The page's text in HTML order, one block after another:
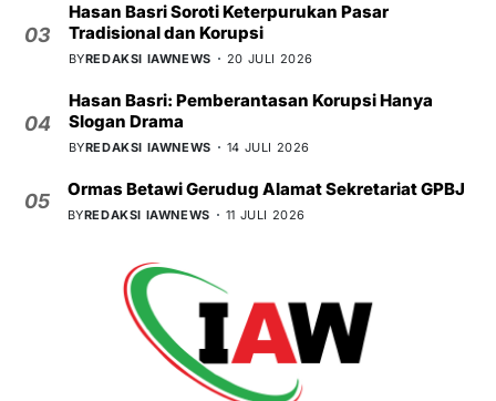
03
Hasan Basri Soroti Keterpurukan Pasar
Tradisional dan Korupsi
BYREDAKSI IAWNEWS 20 JULI 2026
04
Hasan Basri: Pemberantasan Korupsi Hanya
Slogan Drama
BYREDAKSI IAWNEWS 14 JULI 2026
05
Ormas Betawi Gerudug Alamat Sekretariat GPBJ
BYREDAKSI IAWNEWS 11 JULI 2026